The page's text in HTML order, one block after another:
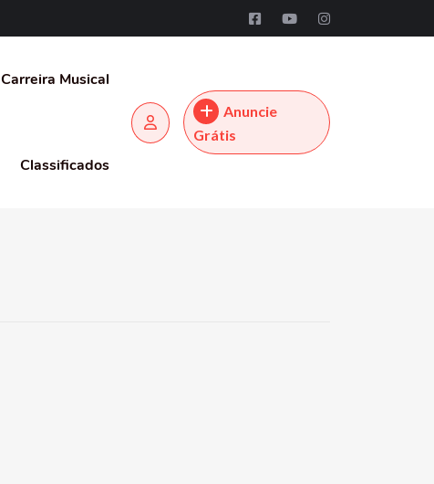
Carreira Musical
Classificados
Anuncie
Grátis